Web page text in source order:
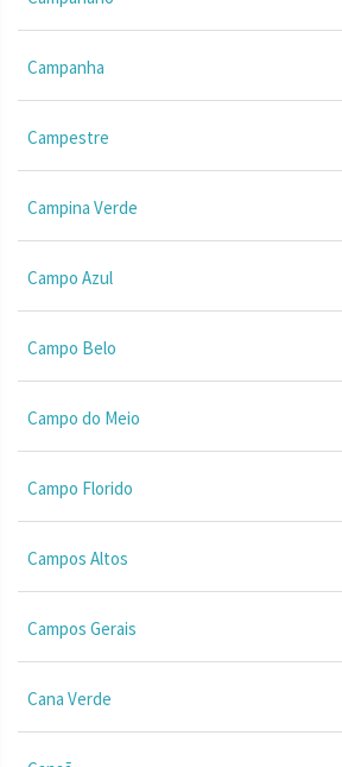
Campanha
Campestre
Campina Verde
Campo Azul
Campo Belo
Campo do Meio
Campo Florido
Campos Altos
Campos Gerais
Cana Verde